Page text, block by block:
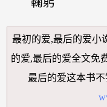
最初的爱,最后的爱小
的爱,最后的爱全文免
最后的爱这本书